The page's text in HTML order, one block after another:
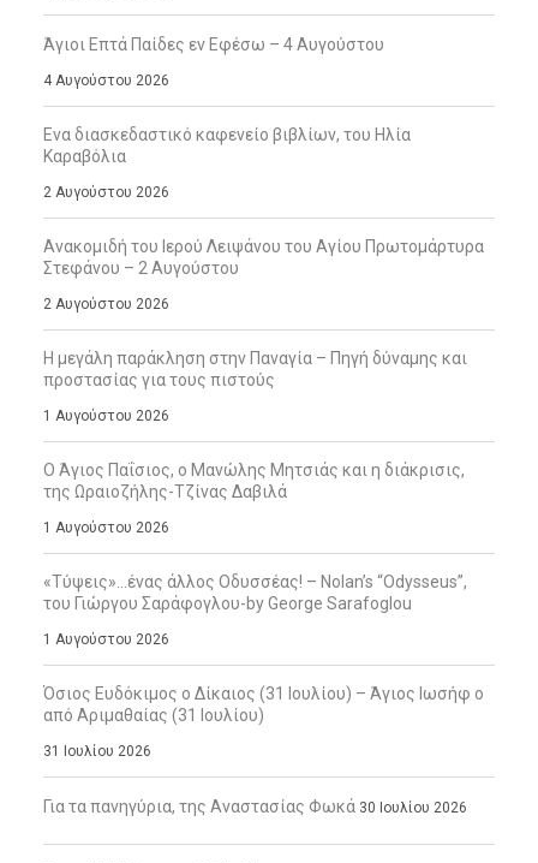
Άγιοι Επτά Παίδες εν Εφέσω – 4 Αυγούστου
4 Αυγούστου 2026
Ενα διασκεδαστικό καφενείο βιβλίων, του Ηλία
Καραβόλια
2 Αυγούστου 2026
Ανακομιδή του Ιερού Λειψάνου του Αγίου Πρωτομάρτυρα
Στεφάνου – 2 Αυγούστου
2 Αυγούστου 2026
Η μεγάλη παράκληση στην Παναγία – Πηγή δύναμης και
προστασίας για τους πιστούς
1 Αυγούστου 2026
Ο Άγιος Παΐσιος, ο Μανώλης Μητσιάς και η διάκρισις,
της Ωραιοζήλης-Τζίνας Δαβιλά
1 Αυγούστου 2026
«Τύψεις»…ένας άλλος Οδυσσέας! – Nolan’s “Odysseus”,
του Γιώργου Σαράφογλου-by George Sarafoglou
1 Αυγούστου 2026
Όσιος Ευδόκιμος ο Δίκαιος (31 Ιουλίου) – Άγιος Ιωσήφ ο
από Αριμαθαίας (31 Ιουλίου)
31 Ιουλίου 2026
Για τα πανηγύρια, της Αναστασίας Φωκά 30 Ιουλίου 2026